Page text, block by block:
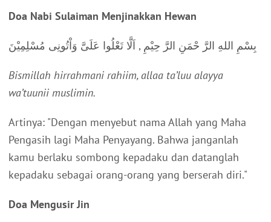
Doa Nabi Sulaiman Menjinakkan Hewan
بِسْمِ اللهِ الرَّ حْمَنِ الرَّ حِيْمِ , اَلَّا تَعْلُوا عَلَىَّ وَاْتُونِى مُسْلِمِيْنَ
Bismillah hirrahmani rahiim, allaa ta’luu alayya
wa’tuunii muslimin.
Artinya: "Dengan menyebut nama Allah yang Maha
Pengasih lagi Maha Penyayang. Bahwa janganlah
kamu berlaku sombong kepadaku dan datanglah
kepadaku sebagai orang-orang yang berserah diri."
Doa Mengusir Jin